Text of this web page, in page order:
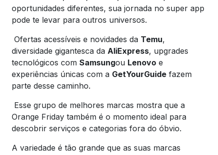
oportunidades diferentes, sua jornada no super app
pode te levar para outros universos.
Ofertas acessíveis e novidades da Temu,
diversidade gigantesca da AliExpress, upgrades
tecnológicos com Samsungou Lenovo e
experiências únicas com a GetYourGuide fazem
parte desse caminho.
Esse grupo de melhores marcas mostra que a
Orange Friday também é o momento ideal para
descobrir serviços e categorias fora do óbvio.
A variedade é tão grande que as suas marcas